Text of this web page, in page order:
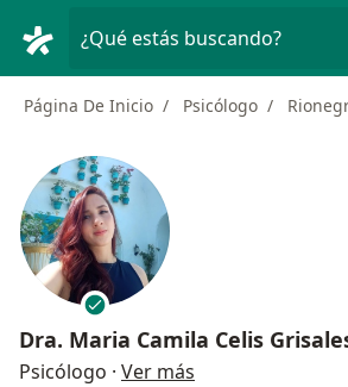
¿Qué estás buscando?
Página De Inicio Psicólogo
Dra. Maria Camila Celis
Psicólogo · Ver más